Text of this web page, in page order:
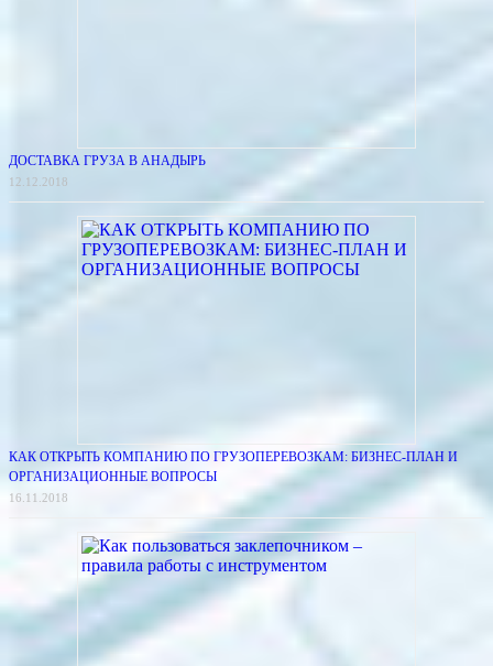
ДОСТАВКА ГРУЗА В АНАДЫРЬ
12.12.2018
КАК ОТКРЫТЬ КОМПАНИЮ ПО ГРУЗОПЕРЕВОЗКАМ: БИЗНЕС-ПЛАН И
ОРГАНИЗАЦИОННЫЕ ВОПРОСЫ
16.11.2018